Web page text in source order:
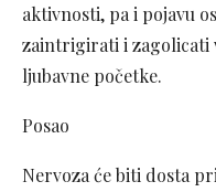
aktivnosti, pa i pojavu
zaintrigirati i zagolicati
ljubavne početke.
Posao
Nervoza će biti dosta